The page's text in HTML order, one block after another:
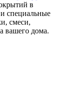
в
специальные
смеси,
вашего дома.